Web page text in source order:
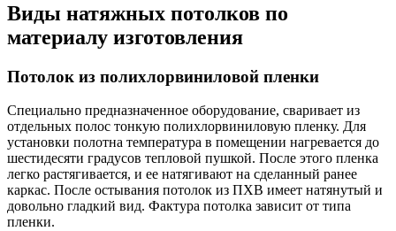
Виды натяжных потолков по
материалу изготовления
Потолок из полихлорвиниловой пленки
Специально предназначенное оборудование, сваривает из
отдельных полос тонкую полихлорвиниловую пленку. Для
установки полотна температура в помещении нагревается до
шестидесяти градусов тепловой пушкой. После этого пленка
легко растягивается, и ее натягивают на сделанный ранее
каркас. После остывания потолок из ПХВ имеет натянутый и
довольно гладкий вид. Фактура потолка зависит от типа
пленки.